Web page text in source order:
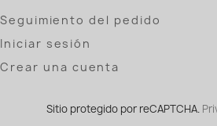
Seguimiento del pedido
Iniciar sesión
Crear una cuenta
Sitio protegido por reCAPTCHA.